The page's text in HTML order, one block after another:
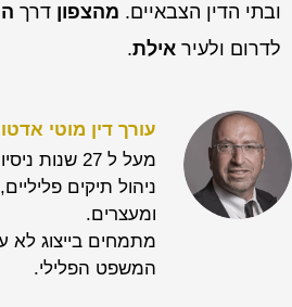
ובתי הדין הצבאיים. מהצפון דרך
לדרום ולעיר אילת.
עורך דין מוטי אדטו
מעל ל 27
ניהול תיקים
ומעצרים.
מתמחים בייצוג לא
המשפט הפלילי.